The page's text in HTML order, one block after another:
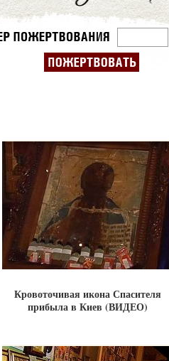
Кровоточивая икона Спасителя
прибыла в Киев (ВИДЕО)